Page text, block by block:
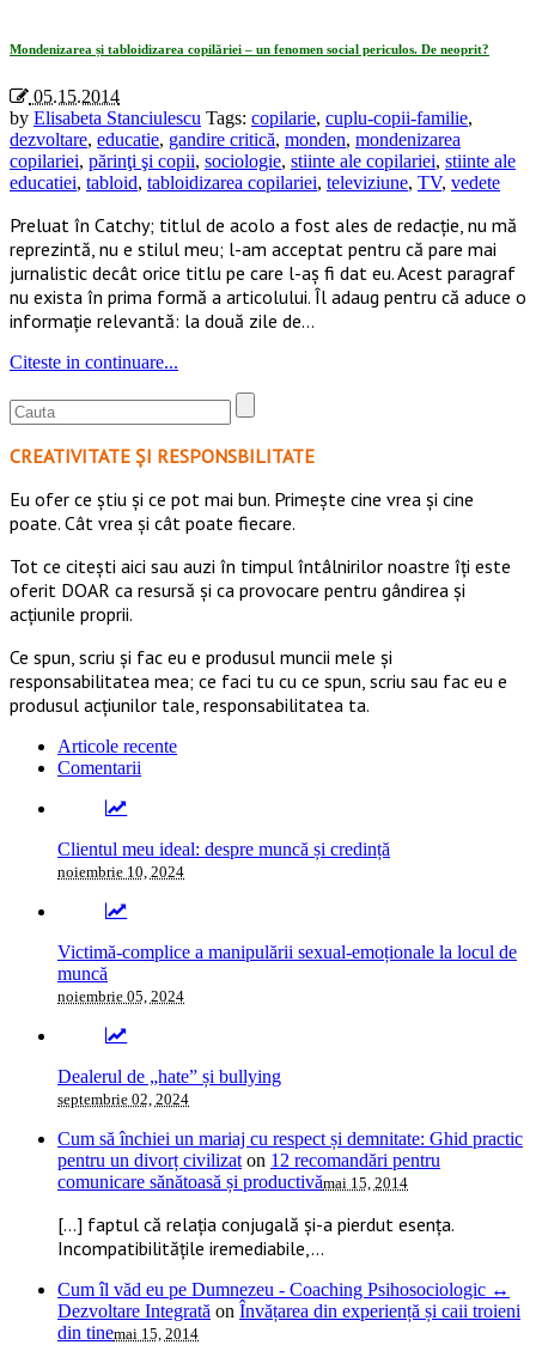
Mondenizarea și tabloidizarea copilăriei – un fenomen social periculos. De neoprit?
05.15.2014
by Elisabeta Stanciulescu Tags: copilarie, cuplu-copii-familie,
dezvoltare, educatie, gandire critică, monden, mondenizarea
copilariei, părinţi şi copii, sociologie, stiinte ale copilariei, stiinte ale
educatiei, tabloid, tabloidizarea copilariei, televiziune, TV, vedete
Preluat în Catchy; titlul de acolo a fost ales de redacție, nu mă
reprezintă, nu e stilul meu; l-am acceptat pentru că pare mai
jurnalistic decât orice titlu pe care l-aș fi dat eu. Acest paragraf
nu exista în prima formă a articolului. Îl adaug pentru că aduce o
informație relevantă: la două zile de…
Citeste in continuare...
CREATIVITATE ȘI RESPONSBILITATE
Eu ofer ce ştiu şi ce pot mai bun. Primeşte cine vrea şi cine
poate. Cât vrea şi cât poate fiecare.
Tot ce citești aici sau auzi în timpul întâlnirilor noastre îți este
oferit DOAR ca resursă şi ca provocare pentru gândirea și
acţiunile proprii.
Ce spun, scriu și fac eu e produsul muncii mele și
responsabilitatea mea; ce faci tu cu ce spun, scriu sau fac eu e
produsul acțiunilor tale, responsabilitatea ta.
Articole recente
Comentarii
Clientul meu ideal: despre muncă și credință
noiembrie 10, 2024
Victimă-complice a manipulării sexual-emoționale la locul de
muncă
noiembrie 05, 2024
Dealerul de „hate” și bullying
septembrie 02, 2024
Cum să închiei un mariaj cu respect și demnitate: Ghid practic
pentru un divorț civilizat on 12 recomandări pentru
comunicare sănătoasă și productivămai 15, 2014
[…] faptul că relația conjugală și-a pierdut esența.
Incompatibilitățile iremediabile,...
Cum îl văd eu pe Dumnezeu - Coaching Psihosociologic ↔
Dezvoltare Integrată on Învățarea din experiență și caii troieni
din tinemai 15, 2014